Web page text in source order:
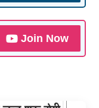
Join Now